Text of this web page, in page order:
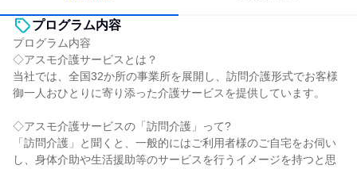
プログラム内容
プログラム内容
◇アスモ介護サービスとは？
当社では、全国32か所の事業所を展開し、訪問介護形式でお客様
御一人おひとりに寄り添った介護サービスを提供しています。
◇アスモ介護サービスの「訪問介護」って?
「訪問介護」と聞くと、一般的にはご利用者様のご自宅をお伺い
し、身体介助や生活援助等のサービスを行うイメージを持つと思